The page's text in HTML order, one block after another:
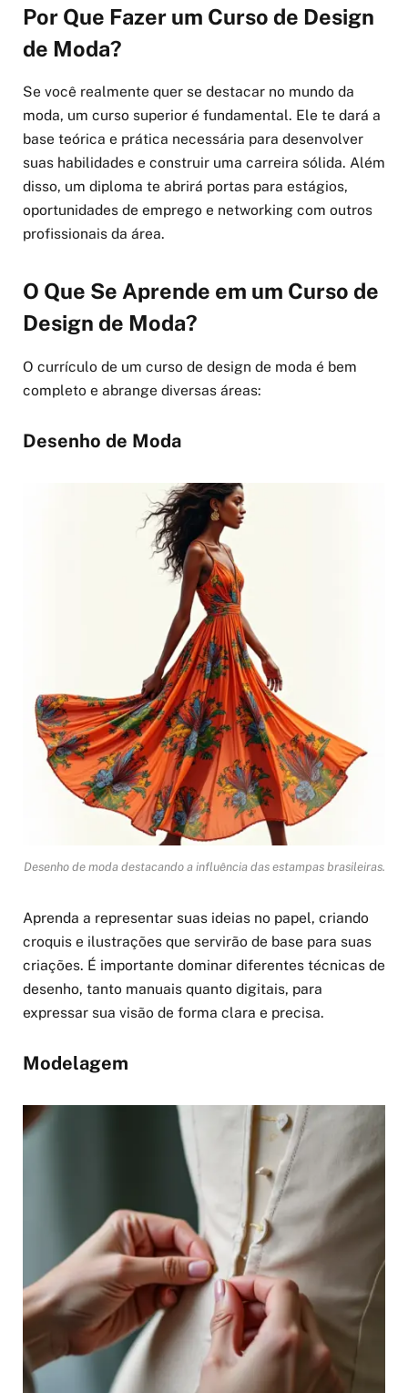
Por Que Fazer um Curso de Design
de Moda?
Se você realmente quer se destacar no mundo da
moda, um curso superior é fundamental. Ele te dará a
base teórica e prática necessária para desenvolver
suas habilidades e construir uma carreira sólida. Além
disso, um diploma te abrirá portas para estágios,
oportunidades de emprego e networking com outros
profissionais da área.
O Que Se Aprende em um Curso de
Design de Moda?
O currículo de um curso de design de moda é bem
completo e abrange diversas áreas:
Desenho de Moda
Desenho de moda destacando a influência das estampas brasileiras.
Aprenda a representar suas ideias no papel, criando
croquis e ilustrações que servirão de base para suas
criações. É importante dominar diferentes técnicas de
desenho, tanto manuais quanto digitais, para
expressar sua visão de forma clara e precisa.
Modelagem